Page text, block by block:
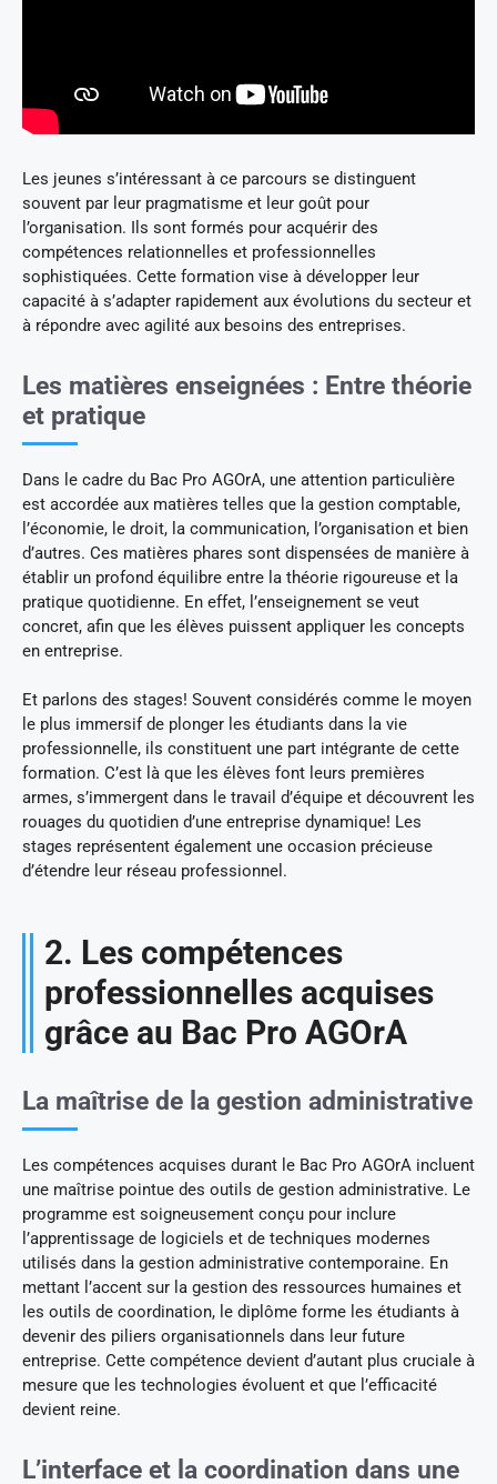
Les jeunes s’intéressant à ce parcours se distinguent
souvent par leur pragmatisme et leur goût pour
l’organisation. Ils sont formés pour acquérir des
compétences relationnelles et professionnelles
sophistiquées. Cette formation vise à développer leur
capacité à s’adapter rapidement aux évolutions du secteur et
à répondre avec agilité aux besoins des entreprises.
Les matières enseignées : Entre théorie
et pratique
Dans le cadre du Bac Pro AGOrA, une attention particulière
est accordée aux matières telles que la gestion comptable,
l’économie, le droit, la communication, l’organisation et bien
d’autres. Ces matières phares sont dispensées de manière à
établir un profond équilibre entre la théorie rigoureuse et la
pratique quotidienne. En effet, l’enseignement se veut
concret, afin que les élèves puissent appliquer les concepts
en entreprise.
Et parlons des stages! Souvent considérés comme le moyen
le plus immersif de plonger les étudiants dans la vie
professionnelle, ils constituent une part intégrante de cette
formation. C’est là que les élèves font leurs premières
armes, s’immergent dans le travail d’équipe et découvrent les
rouages du quotidien d’une entreprise dynamique! Les
stages représentent également une occasion précieuse
d’étendre leur réseau professionnel.
2. Les compétences
professionnelles acquises
grâce au Bac Pro AGOrA
La maîtrise de la gestion administrative
Les compétences acquises durant le Bac Pro AGOrA incluent
une maîtrise pointue des outils de gestion administrative. Le
programme est soigneusement conçu pour inclure
l’apprentissage de logiciels et de techniques modernes
utilisés dans la gestion administrative contemporaine. En
mettant l’accent sur la gestion des ressources humaines et
les outils de coordination, le diplôme forme les étudiants à
devenir des piliers organisationnels dans leur future
entreprise. Cette compétence devient d’autant plus cruciale à
mesure que les technologies évoluent et que l’efficacité
devient reine.
L’interface et la coordination dans une